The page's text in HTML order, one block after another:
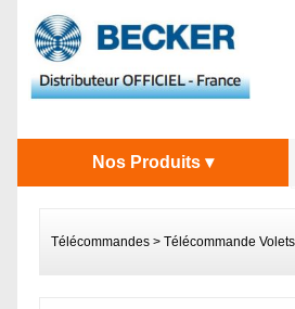
Nos Produits ▾
Télécommandes> Télécommande